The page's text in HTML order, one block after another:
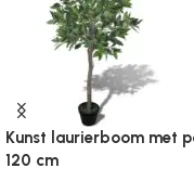
Kunst laurierboom met
120 cm